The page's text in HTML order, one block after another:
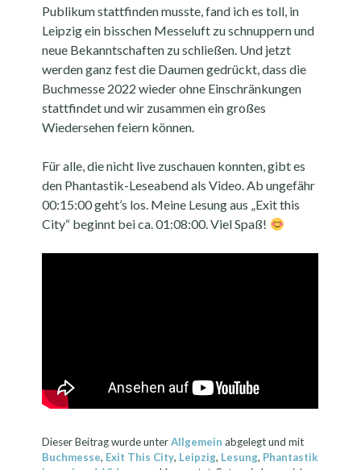
Publikum stattfinden musste, fand ich es toll, in
Leipzig ein bisschen Messeluft zu schnuppern und
neue Bekanntschaften zu schließen. Und jetzt
werden ganz fest die Daumen gedrückt, dass die
Buchmesse 2022 wieder ohne Einschränkungen
stattfindet und wir zusammen ein großes
Wiedersehen feiern können.
Für alle, die nicht live zuschauen konnten, gibt es
den Phantastik-Leseabend als Video. Ab ungefähr
00:15:00 geht’s los. Meine Lesung aus „Exit this
City“ beginnt bei ca. 01:08:00. Viel Spaß!
Dieser Beitrag wurde unterAllgemein abgelegt und mit
Buchmesse, Exit This City, Leipzig, Lesung, Phantastik